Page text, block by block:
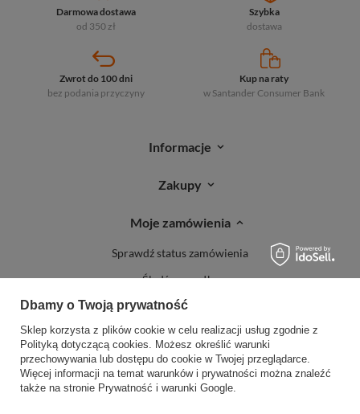
Darmowa dostawa
od 350 zł
Szybka
dostawa
Zwrot do 100 dni
bez podania przyczyny
Kup na raty
w Santander Consumer Bank
Informacje
Zakupy
Moje zamówienia
Sprawdź status zamówienia
Śledź przesyłkę
Reklamacje
Zwroty
Dbamy o Twoją prywatność
Sklep korzysta z plików cookie w celu realizacji usług zgodnie z
Polityką dotyczącą cookies. Możesz określić warunki
przechowywania lub dostępu do cookie w Twojej przeglądarce.
Więcej informacji na temat warunków i prywatności można znaleźć
także na stronie Prywatność i warunki Google.